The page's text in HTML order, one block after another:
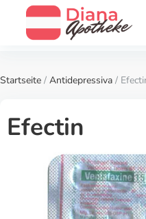
Startseite / Antidepressiva /
Efectin